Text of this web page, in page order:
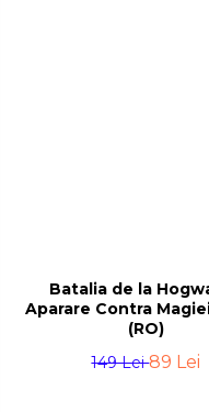
Batalia de la
Aparare Contra
(RO)
149 Lei89 Lei